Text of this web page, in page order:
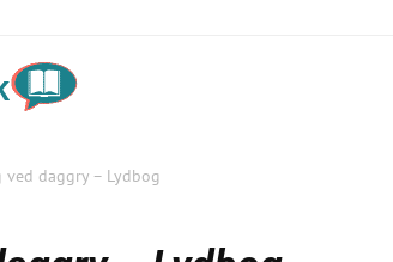
ved daggry – Lydbog